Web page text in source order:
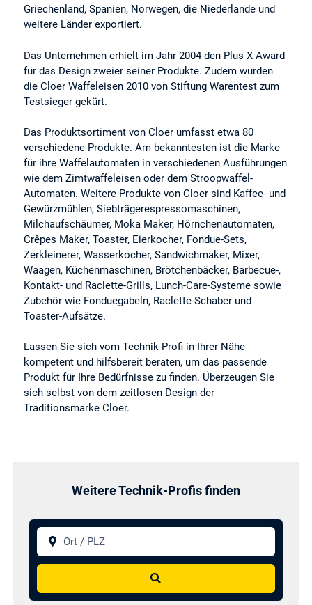
Griechenland, Spanien, Norwegen, die Niederlande und
weitere Länder exportiert.
Das Unternehmen erhielt im Jahr 2004 den Plus X Award
für das Design zweier seiner Produkte. Zudem wurden
die Cloer Waffeleisen 2010 von Stiftung Warentest zum
Testsieger gekürt.
Das Produktsortiment von Cloer umfasst etwa 80
verschiedene Produkte. Am bekanntesten ist die Marke
für ihre Waffelautomaten in verschiedenen Ausführungen
wie dem Zimtwaffeleisen oder dem Stroopwaffel-
Automaten. Weitere Produkte von Cloer sind Kaffee- und
Gewürzmühlen, Siebträgerespressomaschinen,
Milchaufschäumer, Moka Maker, Hörnchenautomaten,
Crêpes Maker, Toaster, Eierkocher, Fondue-Sets,
Zerkleinerer, Wasserkocher, Sandwichmaker, Mixer,
Waagen, Küchenmaschinen, Brötchenbäcker, Barbecue-,
Kontakt- und Raclette-Grills, Lunch-Care-Systeme sowie
Zubehör wie Fonduegabeln, Raclette-Schaber und
Toaster-Aufsätze.
Lassen Sie sich vom Technik-Profi in Ihrer Nähe
kompetent und hilfsbereit beraten, um das passende
Produkt für Ihre Bedürfnisse zu finden. Überzeugen Sie
sich selbst von dem zeitlosen Design der
Traditionsmarke Cloer.
Weitere Technik-Profis finden
Ort / PLZ
Suchen